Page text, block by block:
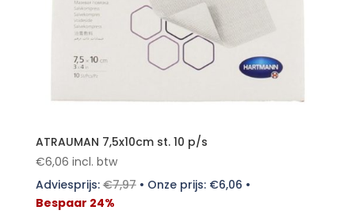
ATRAUMAN 7,5x10cm st. 10 p/s
€6,06 incl. btw
Adviesprijs:€7,97• Onze prijs: €6,06 •
Bespaar 24%